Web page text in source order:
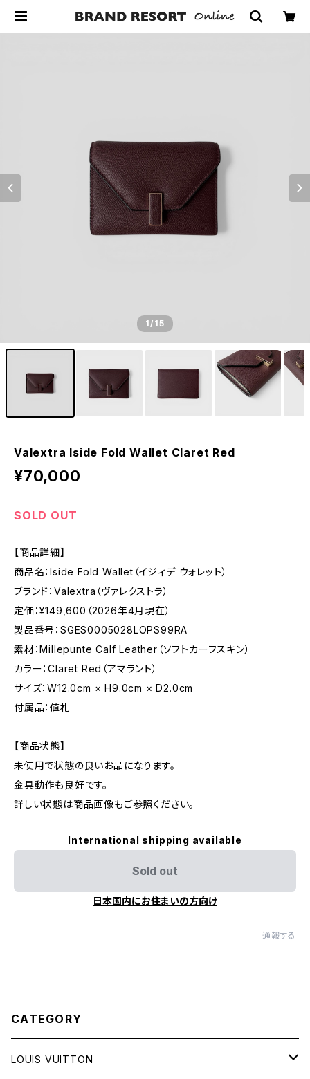
1/15
Valextra Iside Fold Wallet Claret Red
¥70,000
SOLD OUT
【商品詳細】
商品名：Iside Fold Wallet（イジィデ ウォレット）
ブランド：Valextra（ヴァレクストラ）
定価：¥149,600（2026年4月現在）
製品番号：SGES0005028LOPS99RA
素材：Millepunte Calf Leather（ソフトカーフスキン）
カラー：Claret Red（アマラント）
サイズ：W12.0cm × H9.0cm × D2.0cm
付属品：値札
【商品状態】
未使用で状態の良いお品になります。
金具動作も良好です。
詳しい状態は商品画像もご参照ください。
International shipping available
Sold out
日本国内にお住まいの方向け
通報する
CATEGORY
LOUIS VUITTON